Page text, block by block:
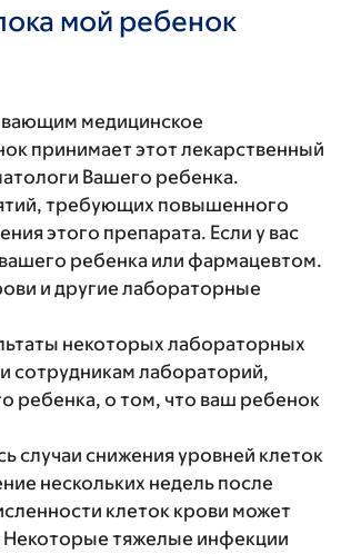
мой ребенок
медицинское
принимает этот лекарственный
Вашего ребенка.
требующих повышенного
этого препарата. Если у вас
ребенка или фармацевтом.
и другие лабораторные
некоторых лабораторных
сотрудникам лабораторий,
ребенка, о том, что ваш ребенок
случаи снижения уровней клеток
нескольких недель после
клеток крови может
Некоторые тяжелые инфекции